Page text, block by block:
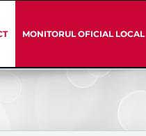
MONITORUL OFICIAL LOCAL